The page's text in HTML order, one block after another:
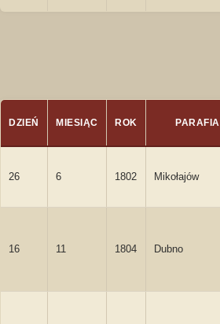
DZIEŃ MIESIĄC ROK PARAFIA
26 6 1802 Mikołajów
16 11 1804 Dubno